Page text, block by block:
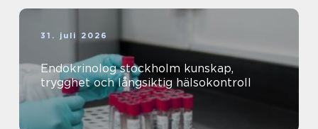
31. juli 2026
Endokrinolog stockholm kunskap,
trygghet och långsiktig hälsokontroll